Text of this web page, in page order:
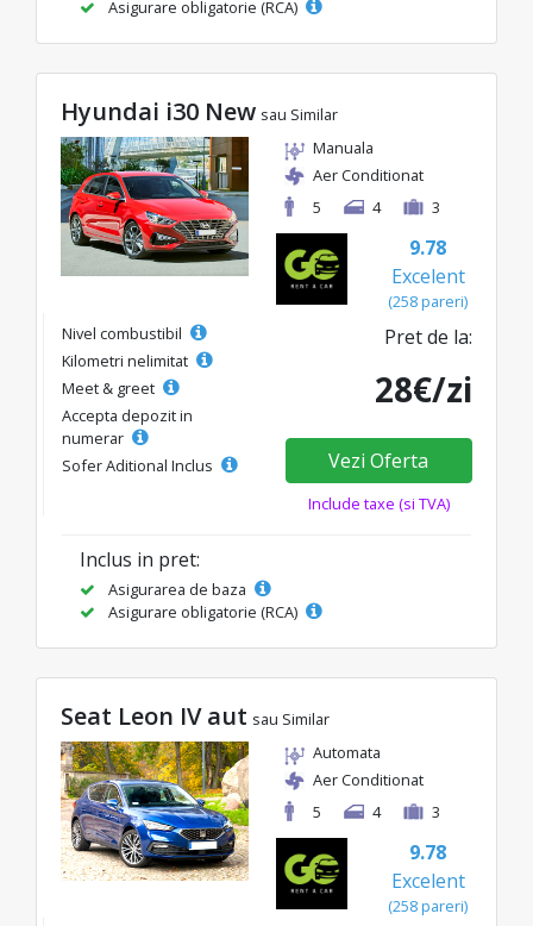
Asigurare obligatorie (RCA)
Hyundai i30 New sau Similar
Manuala
Aer Conditionat
5
4 3
9.78
Excelent
(258 pareri)
Nivel combustibil
Kilometri nelimitat
Meet & greet
Accepta depozit in
numerar
Sofer Aditional Inclus
Pret de la:
28€/zi
Vezi Oferta
Include taxe (si TVA)
Inclus in pret:
Asigurarea de baza
Asigurare obligatorie (RCA)
Seat Leon IV aut sau Similar
Automata
Aer Conditionat
5
4 3
9.78
Excelent
(258 pareri)